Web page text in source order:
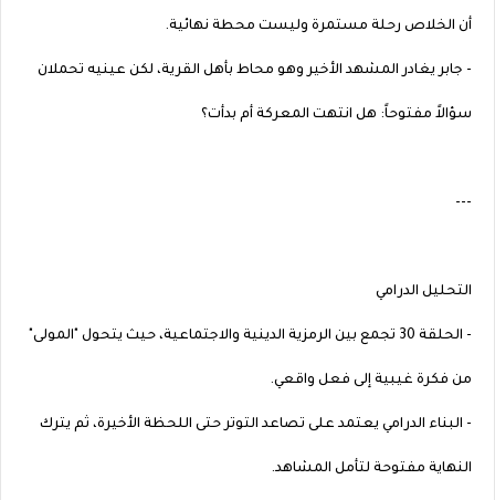
أن الخلاص رحلة مستمرة وليست محطة نهائية.
- جابر يغادر المشهد الأخير وهو محاط بأهل القرية، لكن عينيه تحملان
سؤالاً مفتوحاً: هل انتهت المعركة أم بدأت؟
---
التحليل الدرامي
- الحلقة 30 تجمع بين الرمزية الدينية والاجتماعية، حيث يتحول "المولى"
من فكرة غيبية إلى فعل واقعي.
- البناء الدرامي يعتمد على تصاعد التوتر حتى اللحظة الأخيرة، ثم يترك
النهاية مفتوحة لتأمل المشاهد.